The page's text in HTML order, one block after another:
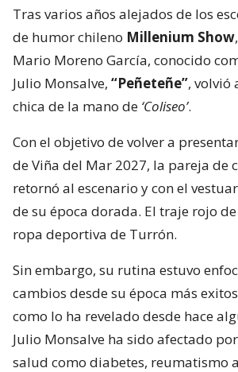
Tras varios años alejados de los
de humor chileno Millenium Show
Mario Moreno García, conocido
Julio Monsalve, “Peñeteñe”, volvió
chica de la mano de ‘Coliseo’.
Con el objetivo de volver a
de Viña del Mar 2027, la pareja de
retornó al escenario y con el
de su época dorada. El traje rojo de
ropa deportiva de Turrón.
Sin embargo, su rutina estuvo
cambios desde su época más
como lo ha revelado desde hace
Julio Monsalve ha sido afectado
salud como diabetes, reumatismo